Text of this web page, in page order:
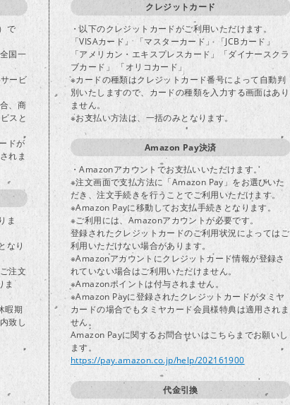
で
国一
ービ
、商
スと
ドが
れま
ま
なり
注文
ま
暇期
致し
クレジットカード
・以下のクレジットカードがご利用いただけます。
「VISAカード」 「マスターカード」 「JCBカード」
「アメリカン・エキスプレスカード」「ダイナースクラ
ブカード」 「オリコカード」
※カードの種類はクレジットカード番号によって自動判
別いたしますので、カードの種類を入力する画面はあり
ません。
※お支払い方法は、一括のみとなります。
Amazon Pay決済
・Amazonアカウントでお支払いいただけます。
※注文画面で支払方法に「Amazon Pay」をお選びいた
だき、注文手続きを行うことでご利用いただけます。
※Amazon Payに移動してお支払手続きとなります。
※ご利用には、Amazonアカウントが必要です。
登録されたクレジットカードのご利用状況によってはご
利用いただけない場合があります。
※Amazonアカウントにクレジットカード情報が登録さ
れていない場合はご利用いただけません。
※Amazonポイントは付与されません。
※Amazon Payに登録されたクレジットカードがタミヤ
カードの場合でもタミヤカード会員様特典は適用されま
せん。
Amazon Payに関するお問合せいはこちらまでお願いし
ます。
https://pay.amazon.co.jp/help/202161900
代金引換